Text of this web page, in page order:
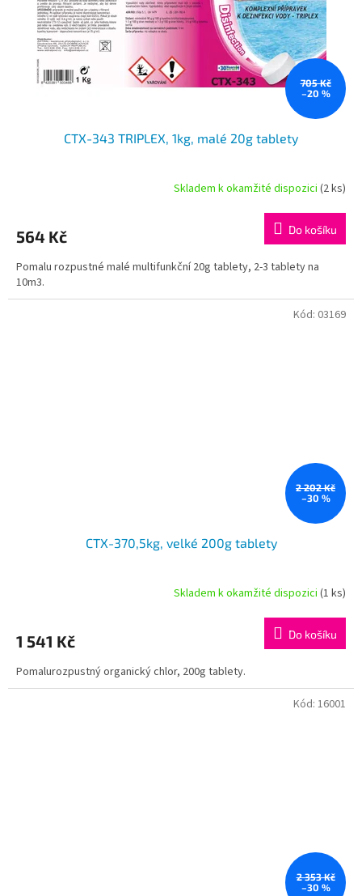
705 Kč
–20 %
CTX-343 TRIPLEX, 1kg, malé 20g tablety
Skladem k okamžité dispozici (2 ks)
564 Kč Do košíku
Pomalu rozpustné malé multifunkční 20g tablety, 2-3 tablety na
10m3.
2 202 Kč
–30 %
CTX-370,5kg, velké 200g tablety
Skladem k okamžité dispozici (1 ks)
1 541 Kč Do košíku
Pomalurozpustný organický chlor, 200g tablety.
Kód: 03169
2 353 Kč
–30 %
Kód: 16001